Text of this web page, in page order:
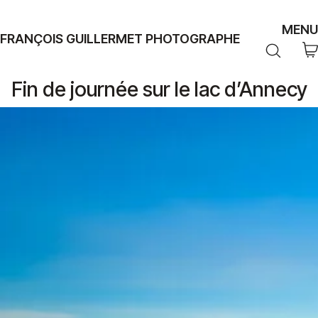
FRANÇOIS GUILLERMET PHOTOGRAPHE
MENU
Fin de journée sur le lac d’Annecy